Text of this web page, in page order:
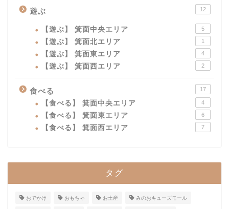
遊ぶ 12
【遊ぶ】 箕面中央エリア 5
【遊ぶ】 箕面北エリア 1
【遊ぶ】 箕面東エリア 4
【遊ぶ】 箕面西エリア 2
食べる 17
【食べる】 箕面中央エリア 4
【食べる】 箕面東エリア 6
【食べる】 箕面西エリア 7
タグ
おでかけ おもちゃ お土産 みのおキューズモール